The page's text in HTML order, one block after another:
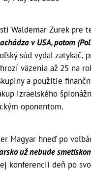
Waldemar Zurek pre
v USA, potom
súd vydal zatykač,
väzenia až 25 na
a použitie
izraelského
oponentom.
Magyar hneď po
už nebude
konferencii deň po